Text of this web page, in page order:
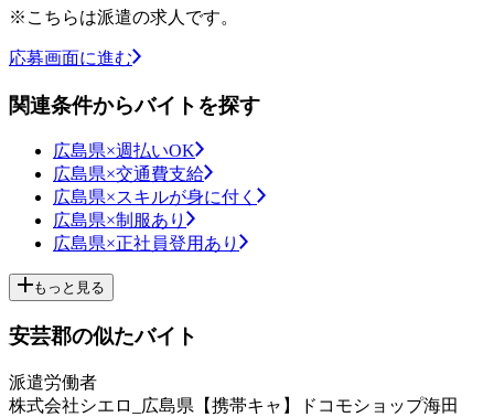
※こちらは派遣の求人です。
応募画面に進む
関連条件からバイトを探す
広島県×週払いOK
広島県×交通費支給
広島県×スキルが身に付く
広島県×制服あり
広島県×正社員登用あり
もっと見る
安芸郡の似たバイト
派遣労働者
株式会社シエロ_広島県【携帯キャ】ドコモショップ海田